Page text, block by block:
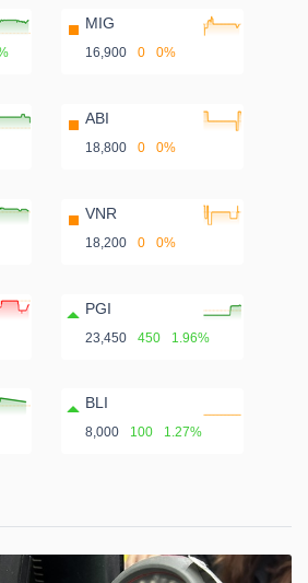
MIG
16,900 0 0%
ABI
18,800 0 0%
VNR
18,200 0 0%
PGI
23,450 450 1.96%
BLI
8,000 100 1.27%